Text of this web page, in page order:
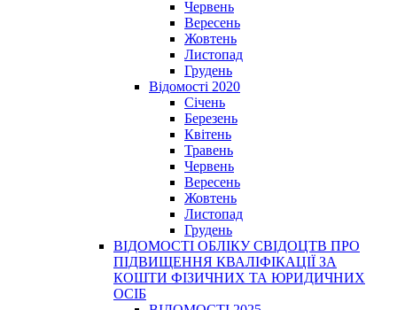
Червень
Вересень
Жовтень
Листопад
Грудень
Відомості 2020
Січень
Березень
Квітень
Травень
Червень
Вересень
Жовтень
Листопад
Грудень
ВІДОМОСТІ ОБЛІКУ СВІДОЦТВ ПРО
ПІДВИЩЕННЯ КВАЛІФІКАЦІЇ ЗА
КОШТИ ФІЗИЧНИХ ТА ЮРИДИЧНИХ
ОСІБ